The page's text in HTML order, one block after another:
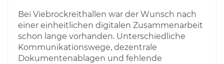
Bei Viebrockreithallen war der Wunsch nach
einer einheitlichen digitalen Zusammenarbeit
schon lange vorhanden. Unterschiedliche
Kommunikationswege, dezentrale
Dokumentenablagen und fehlende